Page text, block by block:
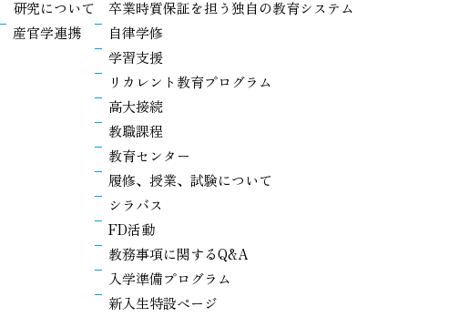
研究について
産官学連携
卒業時質保証を担う独自の教育システム
自律学修
学習支援
リカレント教育プログラム
高大接続
教職課程
教育センター
履修、授業、試験について
シラバス
FD活動
教務事項に関するQ&A
入学準備プログラム
新入生特設ページ